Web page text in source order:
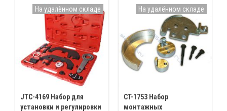
натяжитель цепи
2.5D, устанавливаемых на BMW,
а также Land Rover и Opel
JTC-4169 Набор для
установки и регулировки
На удалённом складе
CT-1753 Набор
монтажных
На удалённом складе